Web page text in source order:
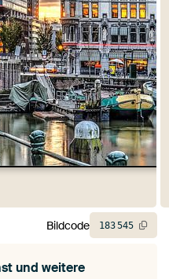
und weitere
Bildcode 183545